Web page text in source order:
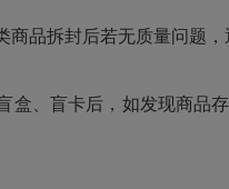
拆封后若无质量问题，
、盲卡后，如发现商品存